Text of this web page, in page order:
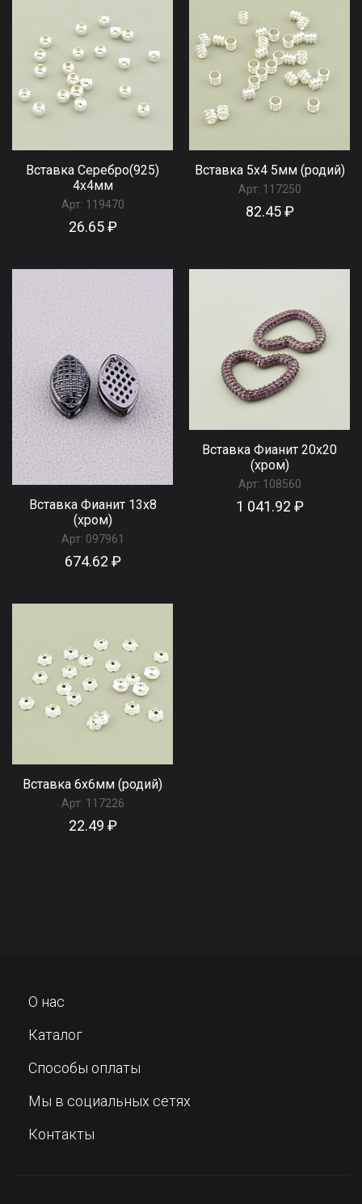
Вставка Серебро(925)
4x4мм
Арт: 119470
26.65 ₽
Вставка 5х4 5мм (родий)
Арт: 117250
82.45 ₽
Вставка Фианит 13х8
(хром)
Арт: 097961
674.62 ₽
Вставка Фианит 20х20
(хром)
Арт: 108560
1 041.92 ₽
Вставка 6х6мм (родий)
Арт: 117226
22.49 ₽
О нас
Каталог
Способы оплаты
Мы в социальных сетях
Контакты